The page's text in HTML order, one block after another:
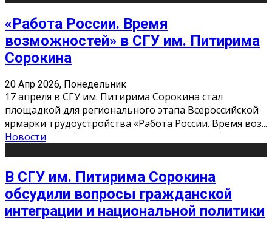
«Работа России. Время
возможностей» в СГУ им. Питирима
Сорокина
20 Апр 2026, Понедельник
17 апреля в СГУ им. Питирима Сорокина стал
площадкой для регионального этапа Всероссийской
ярмарки трудоустройства «Работа России. Время воз...
Новости
В СГУ им. Питирима Сорокина
обсудили вопросы гражданской
интеграции и национальной политики